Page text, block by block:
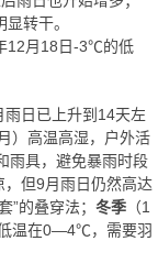
转干。
12月18日-3℃的低
日已上升到14天左
）高温高湿，户外活
雨具，避免暴雨时段
，但9月雨日仍然高达
的叠穿法； 冬季 （1
温在0—4℃，需要羽